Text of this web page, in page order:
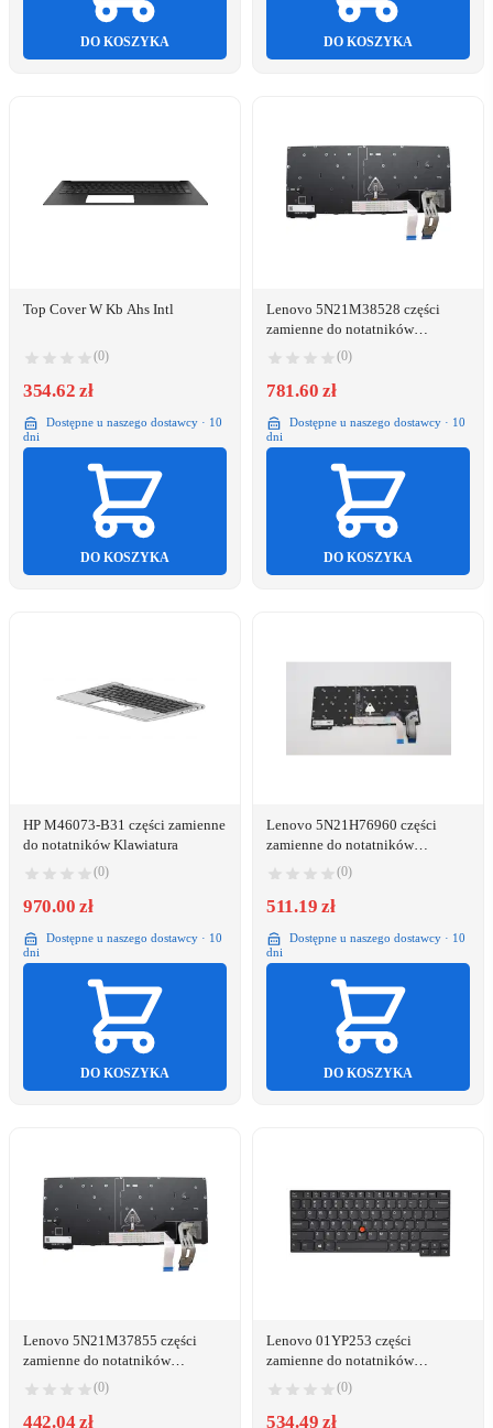
DO KOSZYKA DO KOSZYKA
Top Cover W Kb Ahs Intl
(0)
354.62 zł
Dostępne u naszego dostawcy · 10
dni
DO KOSZYKA
Lenovo 5N21M38528 części
zamienne do notatników
(0)
781.60 zł
Dostępne u naszego dostawcy · 10
dni
DO KOSZYKA
HP M46073-B31 części zamienne
do notatników Klawiatura
(0)
970.00 zł
Dostępne u naszego dostawcy · 10
dni
DO KOSZYKA
Lenovo 5N21H76960 części
zamienne do notatników
(0)
511.19 zł
Dostępne u naszego dostawcy · 10
dni
DO KOSZYKA
Lenovo 5N21M37855 części
zamienne do notatników
(0)
442.04 zł
Lenovo 01YP253 części
zamienne do notatników
(0)
534.49 zł